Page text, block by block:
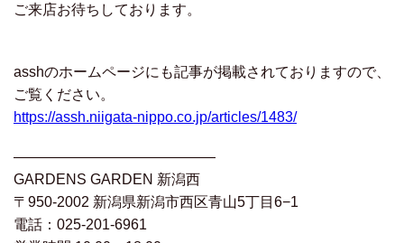
ご来店お待ちしております。
asshのホームページにも記事が掲載されておりますので、
ご覧ください。
https://assh.niigata-nippo.co.jp/articles/1483/
――――――――――――――
GARDENS GARDEN 新潟西
〒950-2002 新潟県新潟市西区青山5丁目6−1
電話：025-201-6961